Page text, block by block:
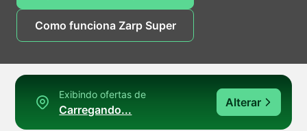
Como funciona Zarp Super
Exibindo ofertas de
Carregando...
Alterar